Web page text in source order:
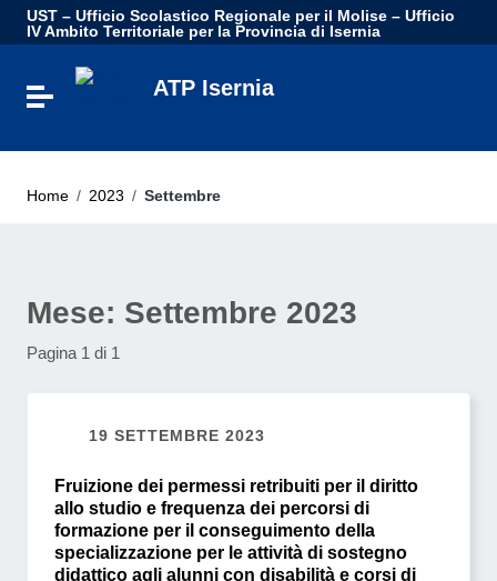
Vai ai contenuti
Vai al menu di navigazione
UST – Ufficio Scolastico Regionale per il Molise – Ufficio
IV Ambito Territoriale per la Provincia di Isernia
Attiva / disattiva la navigazione
ATP Isernia
Home / 2023 / Settembre
Mese: Settembre 2023
Pagina 1 di 1
19 SETTEMBRE 2023
Fruizione dei permessi retribuiti per il diritto
allo studio e frequenza dei percorsi di
formazione per il conseguimento della
specializzazione per le attività di sostegno
didattico agli alunni con disabilità e corsi di